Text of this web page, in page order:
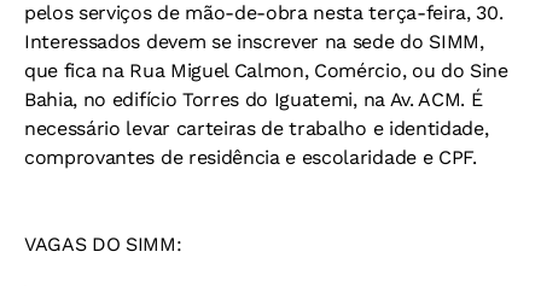
pelos serviços de mão-de-obra nesta terça-feira, 30.
Interessados devem se inscrever na sede do SIMM,
que fica na Rua Miguel Calmon, Comércio, ou do Sine
Bahia, no edifício Torres do Iguatemi, na Av. ACM. É
necessário levar carteiras de trabalho e identidade,
comprovantes de residência e escolaridade e CPF.
VAGAS DO SIMM: